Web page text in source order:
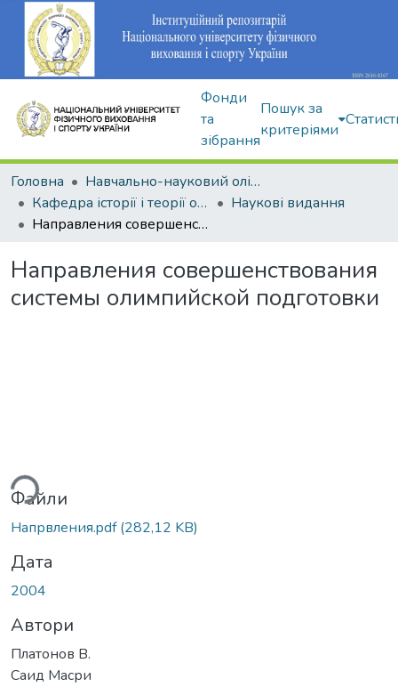
Фонди
та
зібрання
Пошук за
критеріями
Головна
Навчально-науковий олімпійський інститут
Кафедра історії і теорії олімпійського спорту
Наукові видання
Направления совершенствования системы олимпийской подготовки
Направления совершенствования
системы олимпийской подготовки
Файли
Напрвления.pdf(282,12 KB)
Дата
2004
Автори
Платонов В.
Саид Масри